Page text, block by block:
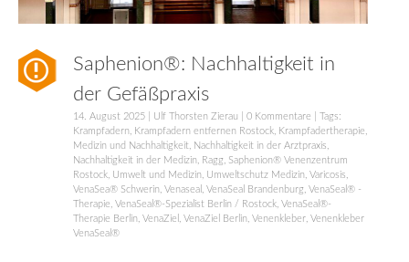
Saphenion®: Nachhaltigkeit in
der Gefäßpraxis
14. August 2025 Ulf Thorsten Zierau 0 Kommentare | Tags:
Krampfadern, Krampfadern entfernen Rostock, Krampfadertherapie,
Medizin und Nachhaltigkeit, Nachhaltigkeit in der Arztpraxis,
Nachhaltigkeit in der Medizin, Ragg, Saphenion® Venenzentrum
Rostock, Umwelt und Medizin, Umweltschutz Medizin, Varicosis,
VenaSea® Schwerin, Venaseal , VenaSeal Brandenburg, VenaSeal® -
Therapie, VenaSeal®-Spezialist Berlin / Rostock, VenaSeal®-
Therapie Berlin, VenaZiel , VenaZiel Berlin, Venenkleber, Venenkleber
VenaSeal®